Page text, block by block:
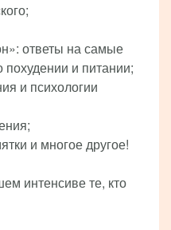
ответы на самые
и питании;
и психологии
и многое другое!
интенсиве те, кто